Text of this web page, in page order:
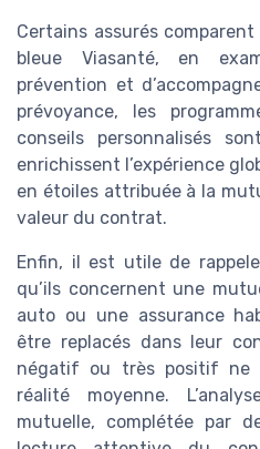
Certains assurés
bleue Viasanté, en
prévention et
prévoyance, les
conseils personnalisés
enrichissent l’expérience
en étoiles attribuée à la
valeur du contrat.
Enfin, il est utile de
qu’ils concernent une
auto ou une assurance
être replacés dans leur
négatif ou très positif ne
réalité moyenne.
mutuelle, complétée par